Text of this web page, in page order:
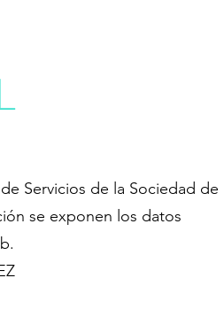
Servicios de la Sociedad de
se exponen los datos